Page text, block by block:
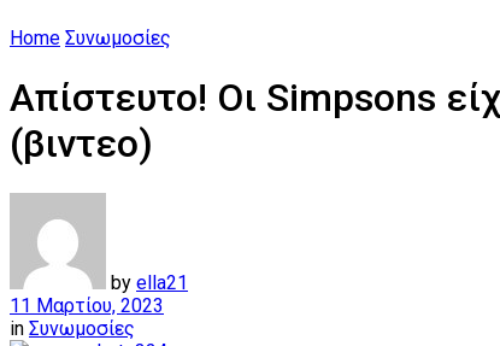
Home Συνωμοσίες
Απίστευτο! Οι Simpsons
(βιντεο)
by ella21
11 Μαρτίου, 2023
in Συνωμοσίες